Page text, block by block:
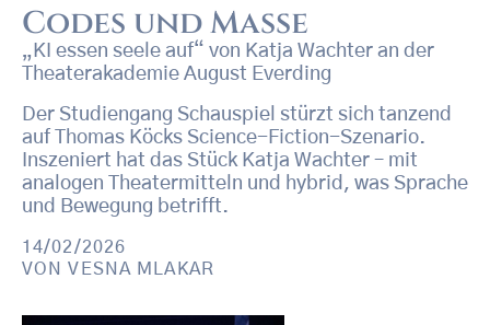
Codes und Masse
„KI essen seele auf“ von Katja Wachter an der
Theaterakademie August Everding
Der Studiengang Schauspiel stürzt sich tanzend
auf Thomas Köcks Science-Fiction-Szenario.
Inszeniert hat das Stück Katja Wachter – mit
analogen Theatermitteln und hybrid, was Sprache
und Bewegung betrifft.
14/02/2026
VONVESNA MLAKAR